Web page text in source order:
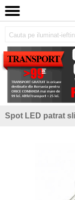
Spot LED patrat